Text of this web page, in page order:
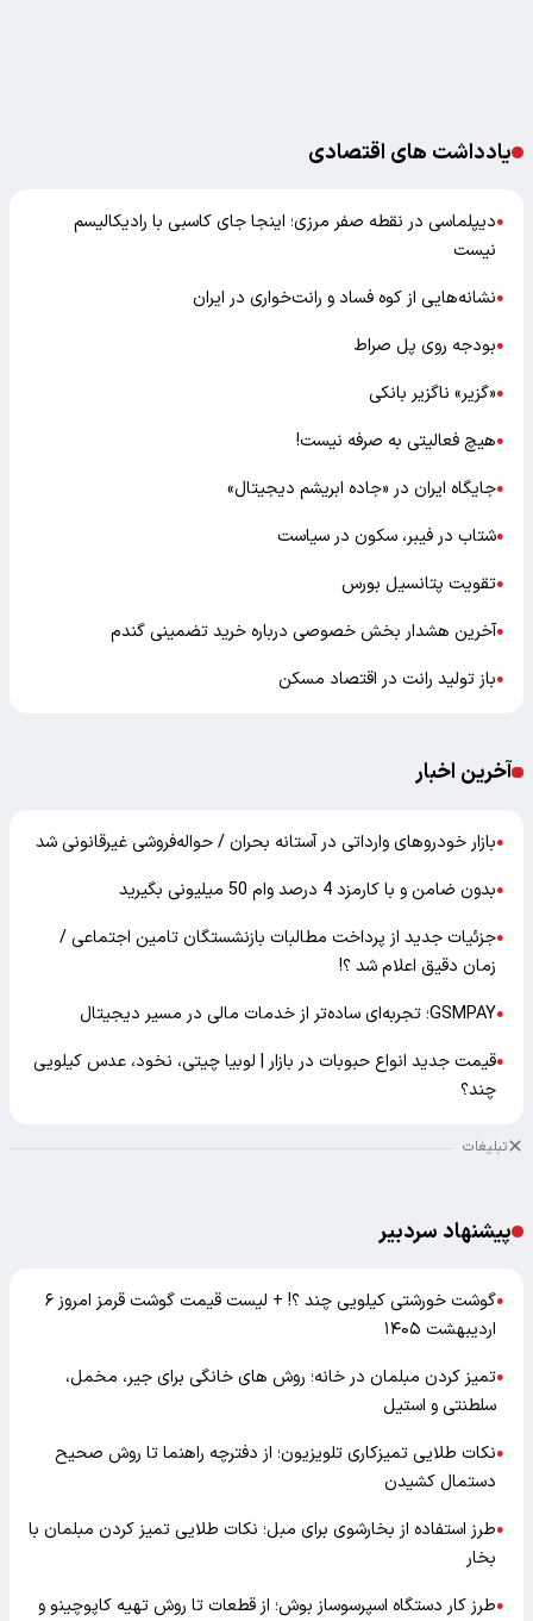
یادداشت های اقتصادی
●دیپلماسی در نقطه صفر مرزی؛ اینجا جای کاسبی با رادیکالیسم
نیست
●نشانه‌هایی از کوه فساد و رانت‌خواری در ایران
●بودجه روی پل صراط
●«گزیر» ناگزیر بانکی
●هیچ فعالیتی به صرفه نیست!
●جایگاه ایران در «جاده ابریشم دیجیتال»
●شتاب در فیبر، سکون در سیاست
●تقویت پتانسیل بورس
●آخرین هشدار بخش خصوصی درباره خرید تضمینی گندم
●باز تولید رانت در اقتصاد مسکن
آخرین اخبار
●بازار خودرو‌های وارداتی در آستانه بحران / حواله‌فروشی غیرقانونی شد
●بدون ضامن و با کارمزد 4 درصد وام 50 میلیونی بگیرید
●جزئیات جدید از پرداخت مطالبات بازنشستگان تامین اجتماعی /
زمان دقیق اعلام شد ؟!
●GSMPAY؛ تجربه‌ای ساده‌تر از خدمات مالی در مسیر دیجیتال
●قیمت جدید انواع حبوبات در بازار | لوبیا چیتی، نخود، عدس کیلویی
چند؟
تبلیغات
پیشنهاد سردبیر
●
گوشت خورشتی کیلویی چند ؟! + لیست قیمت گوشت قرمز امروز ۶
اردیبهشت ۱۴۰۵
●تمیز کردن مبلمان در خانه؛ روش های خانگی برای جیر، مخمل،
سلطنتی و استیل
●نکات طلایی تمیزکاری تلویزیون؛ از دفترچه راهنما تا روش صحیح
دستمال کشیدن
●طرز استفاده از بخارشوی برای مبل؛ نکات طلایی تمیز کردن مبلمان با
بخار
●طرز کار دستگاه اسپرسوساز بوش؛ از قطعات تا روش تهیه کاپوچینو و